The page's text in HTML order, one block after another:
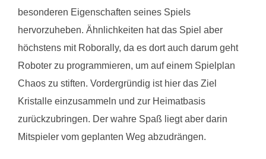
besonderen Eigenschaften seines Spiels
hervorzuheben. Ähnlichkeiten hat das Spiel aber
höchstens mit Roborally, da es dort auch darum geht
Roboter zu programmieren, um auf einem Spielplan
Chaos zu stiften. Vordergründig ist hier das Ziel
Kristalle einzusammeln und zur Heimatbasis
zurückzubringen. Der wahre Spaß liegt aber darin
Mitspieler vom geplanten Weg abzudrängen.